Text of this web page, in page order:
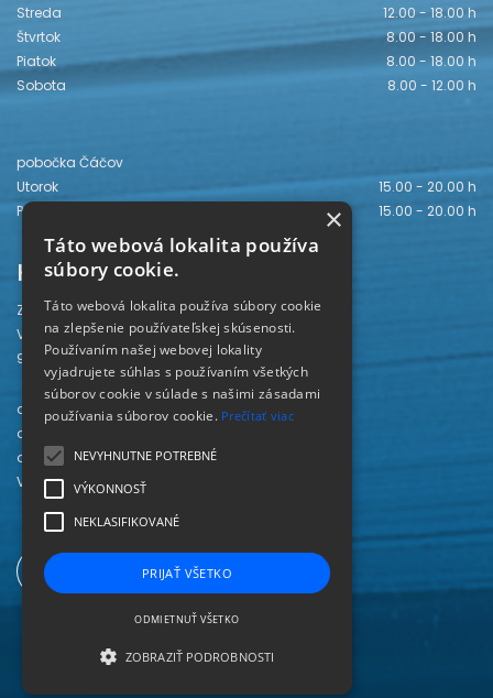
Streda
12.00 - 18.00 h
Štvrtok
8.00 - 18.00 h
Piatok
8.00 - 18.00 h
Sobota
8.00 - 12.00 h
pobočka Čáčov
Utorok
15.00 - 20.00 h
Piatok
15.00 - 20.00 h
Kontakt
Záhorská knižnica
Vajanského 28
905 01 Senica
odd. beletrie 034/654 3780
odd. odbornej literatúry 034/651 2710
odd. pre deti a mládež 034/654 6519
Viac kontaktov nájdete
×
Táto webová lokalita používa
súbory cookie.
Táto webová lokalita používa súbory cookie
na zlepšenie používateľskej skúsenosti.
Používaním našej webovej lokality
vyjadrujete súhlas s používaním všetkých
súborov cookie v súlade s našimi zásadami
používania súborov cookie. Prečítať viac
NEVYHNUTNE POTREBNÉ
VÝKONNOSŤ
NEKLASIFIKOVANÉ
PRIJAŤ VŠETKO
ODMIETNUŤ VŠETKO
ZOBRAZIŤ PODROBNOSTI